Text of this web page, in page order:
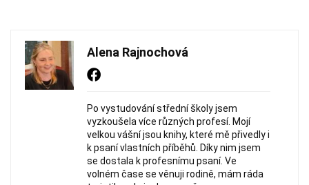
Alena Rajnochová
Po vystudování střední školy jsem
vyzkoušela více různých profesí. Mojí
velkou vášní jsou knihy, které mě přivedly i
k psaní vlastních příběhů. Díky nim jsem
se dostala k profesnímu psaní. Ve
volném čase se věnuji rodině, mám ráda